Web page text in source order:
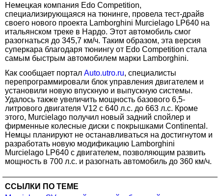
Немецкая компания Edo Competition,
специализирующаяся на тюнинге, провела тест-драйв
своего нового проекта Lamborghini Murcielago LP640 на
итальянском треке в Нардо. Этот автомобиль смог
разогнаться до 345,7 км/ч. Таким образом, эта версия
суперкара благодаря тюнингу от Edo Competition стала
самым быстрым автомобилем марки Lamborghini.
Как сообщает портал Auto.utro.ru, специалисты
перепрограммировали блок управления двигателем и
установили новую впускную и выпускную системы.
Удалось также увеличить мощность базового 6,5-
литрового двигателя V12 с 640 л.с. до 663 л.с. Кроме
этого, Murcielago получил новый задний спойлер и
фирменные колесные диски с покрышками Continental.
Немцы планируют не останавливаться на достигнутом и
разработать новую модификацию Lamborghini
Murcielago LP640 с двигателем, позволяющим развить
мощность в 700 л.с. и разогнать автомобиль до 360 км/ч.
ССЫЛКИ ПО ТЕМЕ